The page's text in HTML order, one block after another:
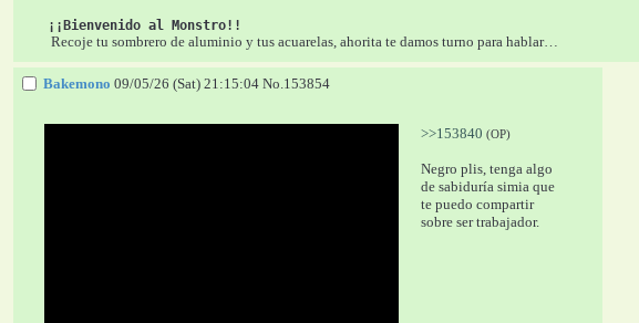
¡¡Bienvenido al Monstro!!
Recoje tu sombrero de aluminio y tus acuarelas, ahorita te damos turno para hablar…
Bakemono 09/05/26 (Sat) 21:15:04 No. 153854
>>153840 (OP)
Negro plis, tenga algo
de sabiduría simia que
te puedo compartir
sobre ser trabajador.